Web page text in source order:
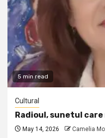
5 min read
Cultural
Radioul, sunetul
May 14, 2026 Camelia